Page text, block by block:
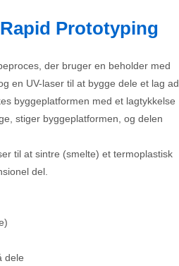
Prototyping
der bruger en beholder med
en UV-laser til at bygge dele et lag ad
byggeplatformen med et lagtykkelse
stiger byggeplatformen, og delen
til at sintre (smelte) et termoplastisk
del.
dele